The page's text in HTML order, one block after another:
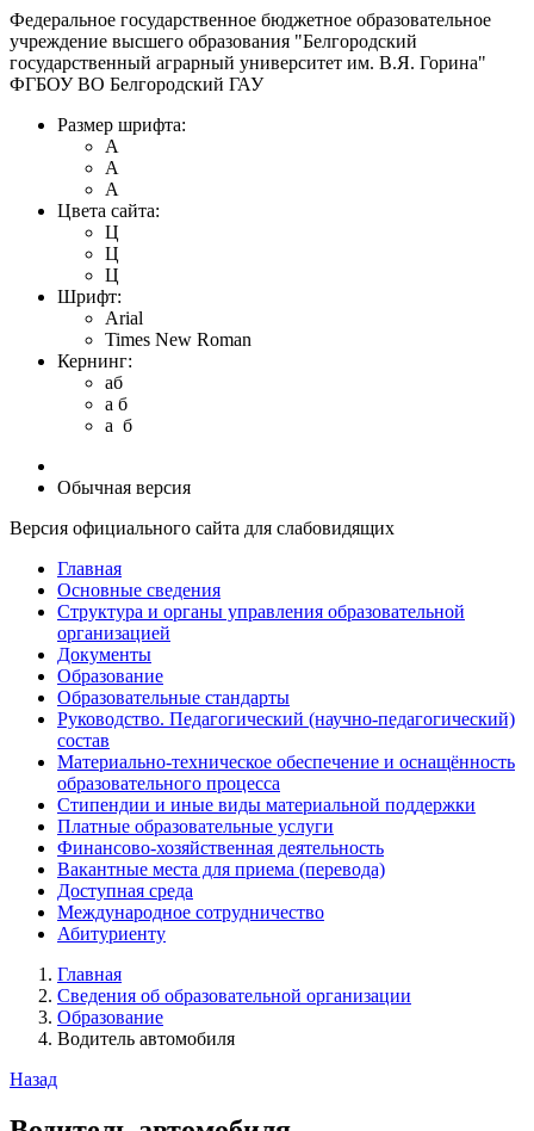
Федеральное государственное бюджетное образовательное
учреждение высшего образования "Белгородский
государственный аграрный университет им. В.Я. Горина"
ФГБОУ ВО Белгородский ГАУ
Размер шрифта:
A
A
A
Цвета сайта:
Ц
Ц
Ц
Шрифт:
Arial
Times New Roman
Кернинг:
aб
a б
a б
Обычная версия
Версия официального сайта для слабовидящих
Главная
Основные сведения
Структура и органы управления образовательной
организацией
Документы
Образование
Образовательные стандарты
Руководство. Педагогический (научно-педагогический)
состав
Материально-техническое обеспечение и оснащённость
образовательного процесса
Стипендии и иные виды материальной поддержки
Платные образовательные услуги
Финансово-хозяйственная деятельность
Вакантные места для приема (перевода)
Доступная среда
Международное сотрудничество
Абитуриенту
Главная
Сведения об образовательной организации
Образование
Водитель автомобиля
Назад